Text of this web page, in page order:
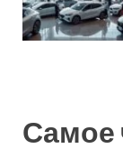
Самое